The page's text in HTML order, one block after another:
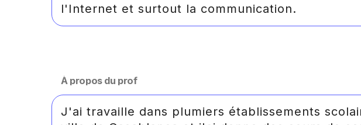
l'Internet et surtout la communication.
À propos du prof
J'ai travaille dans plumiers établissements